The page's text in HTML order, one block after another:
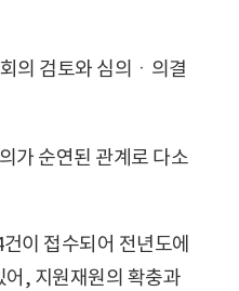
의 검토와 심의ㆍ의결
가 순연된 관계로 다소
이 접수되어 전년도에
어, 지원재원의 확충과